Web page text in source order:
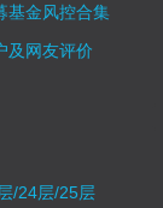
基金风控合集
及网友评价
/24层/25层